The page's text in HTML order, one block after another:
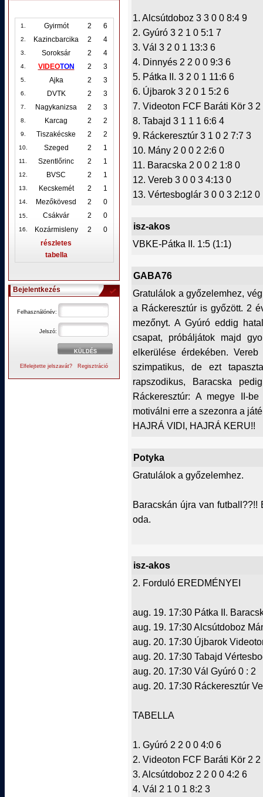
1. Gyirmót 2 6
2. Kazincbarcika 2 4
3. Soroksár 2 4
4. VIDEOTON 2 3
5. Ajka 2 3
6. DVTK 2 3
7. Nagykanizsa 2 3
8. Karcag 2 2
9. Tiszakécske 2 2
10. Szeged 2 1
11. Szentlőrinc 2 1
12. BVSC 2 1
13. Kecskemét 2 1
14. Mezőkövesd 2 0
15. Csákvár 2 0
16. Kozármisleny 2
0
részletes
tabella
Bejelentkezés
Felhasználónév:
Jelszó:
Elfelejtette jelszavát? Regisztráció
1. Alcsútdoboz 3 3 0 0 8:4 9
2. Gyúró 3 2 1 0 5:1 7
3. Vál 3 2 0 1 13:3 6
4. Dinnyés 2 2 0 0 9:3 6
5. Pátka II. 3 2 0 1 11:6 6
6. Újbarok 3 2 0 1 5:2 6
7. Videoton FCF Baráti Kör 3 2
8. Tabajd 3 1 1 1 6:6 4
9. Ráckeresztúr 3 1 0 2 7:7 3
10. Mány 2 0 0 2 2:6 0
11. Baracska 2 0 0 2 1:8 0
12. Vereb 3 0 0 3 4:13 0
13. Vértesboglár 3 0 0 3 2:12 0
isz-akos
VBKE-Pátka II. 1:5 (1:1)
GABA76
Gratulálok a győzelemhez,
a Ráckeresztúr is győzött. 2
mezőnyt. A Gyúró eddig
csapat, próbáljátok majd
elkerülése érdekében.
szimpatikus, de ezt
rapszodikus, Baracska
Ráckeresztúr: A megye II-
motiválni erre a szezonra a
HAJRÁ VIDI, HAJRÁ KERU!!
Potyka
Gratulálok a győzelemhez.
Baracskán újra van
oda.
isz-akos
2. Forduló EREDMÉNYEI
aug. 19. 17:30 Pátka II.
aug. 19. 17:30 Alcsútdoboz
aug. 20. 17:30 Újbarok
aug. 20. 17:30 Tabajd
aug. 20. 17:30 Vál Gyúró 0 : 2
aug. 20. 17:30 Ráckeresztúr
TABELLA
1. Gyúró 2 2 0 0 4:0 6
2. Videoton FCF Baráti Kör 2 2
3. Alcsútdoboz 2 2 0 0 4:2 6
4. Vál 2 1 0 1 8:2 3